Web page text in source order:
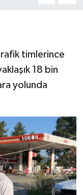
timlerince
18 bin
yolunda